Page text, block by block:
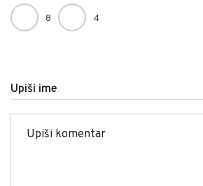
8 4
Upiši ime